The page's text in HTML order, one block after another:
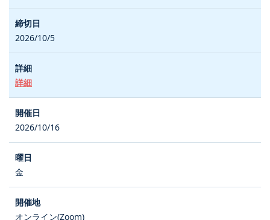
2026/10/5
詳細
2026/10/16
金
オンライン(Zoom)